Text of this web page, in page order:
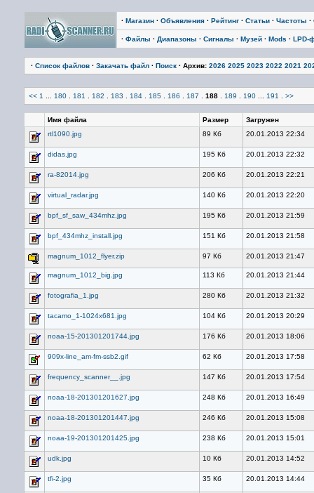
· Магазин · Объявления · Рейтинг · Статьи · Частоты ·
· Файлы · Диапазоны · Сигналы · Музей · Mods · LPD-
· Список файлов · Закачать файл · Поиск · Архив: 2026 2025 2023 2022 2021
<< 1 180 181 182 183 184 185 186 187 188 189 190 191 >>
Имя файла Размер
Загружен
rtl1090.jpg
89 Кб 20.01.2013 22:34
didas.jpg 195 Кб 20.01.2013 22:32
ra-82014.jpg 206 Кб 20.01.2013 22:21
virtual_radar.jpg 140 Кб 20.01.2013 22:20
bpf_sf_saw_434mhz.jpg 195 Кб 20.01.2013 21:59
bpf_434mhz_install.jpg 151 Кб 20.01.2013 21:58
magnum_1012_flyer.zip 97 Кб 20.01.2013 21:47
magnum_1012_big.jpg 113 Кб 20.01.2013 21:44
fotografia_1.jpg 280 Кб 20.01.2013 21:32
tacamo_1-1024x681.jpg 104 Кб 20.01.2013 20:29
noaa-15-201301201744.jpg 176 Кб 20.01.2013 18:06
909x-line_am-fm-ssb2.gif 62 Кб 20.01.2013 17:58
frequency_scanner__.jpg 147 Кб 20.01.2013 17:54
noaa-18-201301201627.jpg 248 Кб 20.01.2013 16:49
noaa-18-201301201447.jpg 246 Кб 20.01.2013 15:08
noaa-19-201301201425.jpg 238 Кб 20.01.2013 15:01
udk.jpg 10 Кб 20.01.2013 14:52
tfi-2.jpg 35 Кб 20.01.2013 14:44